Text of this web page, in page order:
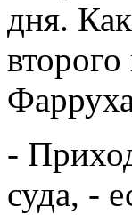
дня.
-
суда, -